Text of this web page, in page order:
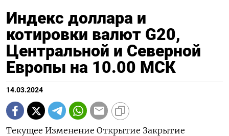
Индекс доллара и
котировки валют G20,
Центральной и Северной
Европы на 10.00 МСК
14.03.2024
Текущее Изменение Открытие Закрытие